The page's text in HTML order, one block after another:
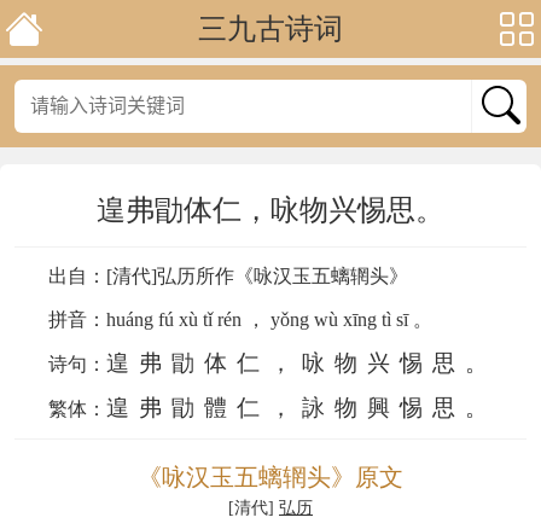
三九古诗词
遑弗勖体仁，咏物兴惕思。
出自：[清代]弘历所作《咏汉玉五螭辋头》
拼音： huáng fú xù tǐ rén ， yǒng wù xīng tì sī 。
诗句： 遑弗勖体仁，咏物兴惕思。
繁体： 遑弗勖體仁，詠物興惕思。
《咏汉玉五螭辋头》原文
[清代] 弘历